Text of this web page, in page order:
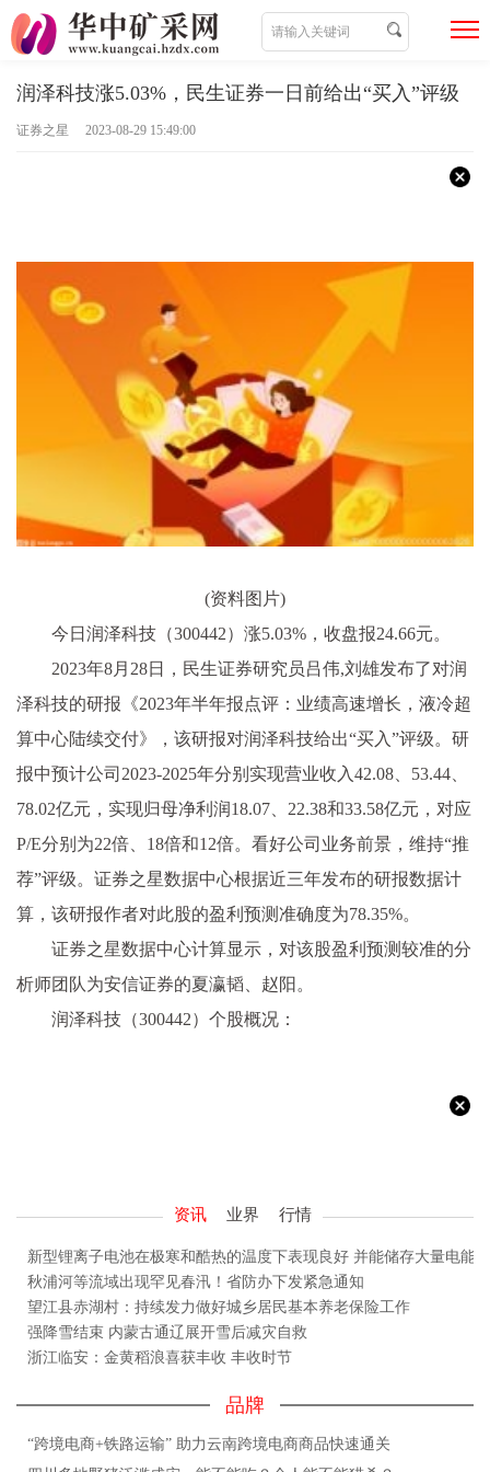
润泽科技涨5.03%，民生证券一日前给出“买入”评级
证券之星 2023-08-29 15:49:00
(资料图片)
今日润泽科技（300442）涨5.03%，收盘报24.66元。
2023年8月28日，民生证券研究员吕伟,刘雄发布了对润
泽科技的研报《2023年半年报点评：业绩高速增长，液冷超
算中心陆续交付》，该研报对润泽科技给出“买入”评级。研
报中预计公司2023-2025年分别实现营业收入42.08、53.44、
78.02亿元，实现归母净利润18.07、22.38和33.58亿元，对应
P/E分别为22倍、18倍和12倍。看好公司业务前景，维持“推
荐”评级。证券之星数据中心根据近三年发布的研报数据计
算，该研报作者对此股的盈利预测准确度为78.35%。
证券之星数据中心计算显示，对该股盈利预测较准的分
析师团队为安信证券的夏瀛韬、赵阳。
润泽科技（300442）个股概况：
资讯 业界 行情
新型锂离子电池在极寒和酷热的温度下表现良好 并能储存大量电能
秋浦河等流域出现罕见春汛！省防办下发紧急通知
望江县赤湖村：持续发力做好城乡居民基本养老保险工作
强降雪结束 内蒙古通辽展开雪后减灾自救
浙江临安：金黄稻浪喜获丰收 丰收时节
品牌
“跨境电商+铁路运输” 助力云南跨境电商商品快速通关